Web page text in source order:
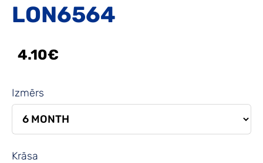
LON6564
4.10€
Izmērs
Krāsa